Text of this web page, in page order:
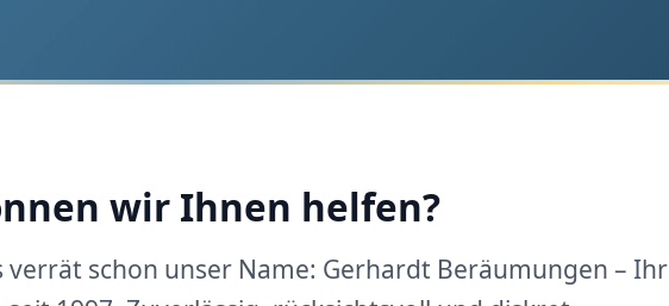
wir Ihnen helfen?
verrät schon unser Name: Gerhardt Beräumungen – Ihr